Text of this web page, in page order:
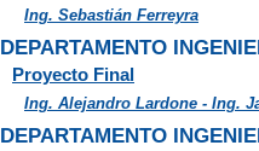
Ing. Sebastián Ferreyra
DEPARTAMENTO
Proyecto Final
Ing. Alejandro Lardone - Ing.
DEPARTAMENTO